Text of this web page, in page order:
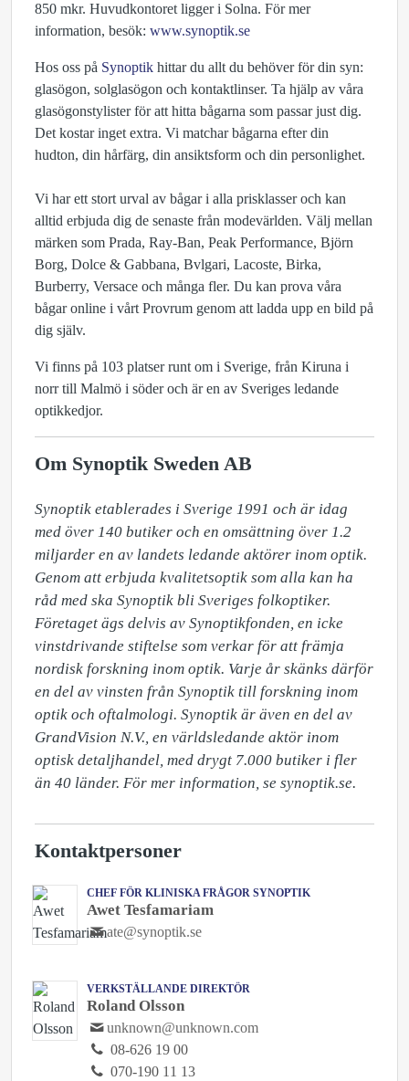
850 mkr. Huvudkontoret ligger i Solna. För mer
information, besök: www.synoptik.se
Hos oss på Synoptik hittar du allt du behöver för din syn:
glasögon, solglasögon och kontaktlinser. Ta hjälp av våra
glasögonstylister för att hitta bågarna som passar just dig.
Det kostar inget extra. Vi matchar bågarna efter din
hudton, din hårfärg, din ansiktsform och din personlighet.
Vi har ett stort urval av bågar i alla prisklasser och kan
alltid erbjuda dig de senaste från modevärlden. Välj mellan
märken som Prada, Ray-Ban, Peak Performance, Björn
Borg, Dolce & Gabbana, Bvlgari, Lacoste, Birka,
Burberry, Versace och många fler. Du kan prova våra
bågar online i vårt Provrum genom att ladda upp en bild på
dig själv.
Vi finns på 103 platser runt om i Sverige, från Kiruna i
norr till Malmö i söder och är en av Sveriges ledande
optikkedjor.
Om Synoptik Sweden AB
Synoptik etablerades i Sverige 1991 och är idag
med över 140 butiker och en omsättning över 1.2
miljarder en av landets ledande aktörer inom optik.
Genom att erbjuda kvalitetsoptik som alla kan ha
råd med ska Synoptik bli Sveriges folkoptiker.
Företaget ägs delvis av Synoptikfonden, en icke
vinstdrivande stiftelse som verkar för att främja
nordisk forskning inom optik. Varje år skänks därför
en del av vinsten från Synoptik till forskning inom
optik och oftalmologi. Synoptik är även en del av
GrandVision N.V., en världsledande aktör inom
optisk detaljhandel, med drygt 7.000 butiker i fler
än 40 länder. För mer information, se synoptik.se.
Kontaktpersoner
CHEF FÖR KLINISKA FRÅGOR SYNOPTIK
Awet Tesfamariam
ate@synoptik.se
VERKSTÄLLANDE DIREKTÖR
Roland Olsson
unknown@unknown.com
08-626 19 00
070-190 11 13